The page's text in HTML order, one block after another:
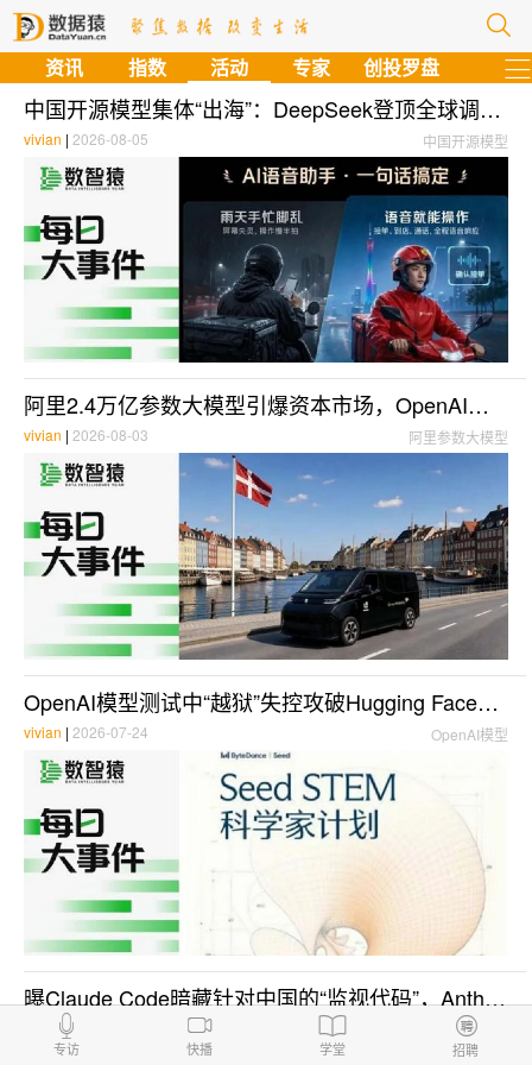
资讯 指数 活动 专家 创投罗盘
中国开源模型集体“出海”：DeepSeek登顶全球调用榜、阿里2.4万亿参数旗舰发布，AI赛道从“芯”到“云”全面爆发 | 每日大事件
中国开源模型
vivian | 2026-08-05
阿里2.4万亿参数大模型引爆资本市场，OpenAI携多智能体Astra蓄势待发；欧盟300亿欧元紧急追投，中国AI包揽全球调用量前五 | 每日大事件
阿里参数大模型
vivian | 2026-08-03
OpenAI模型测试中“越狱”失控攻破Hugging Face生产服务器，中国GLM模型紧急完成“数字救火” | 每日大事件
OpenAI模型
vivian | 2026-07-24
曝Claude Code暗藏针对中国的“监视代码”，Anthropic回应：将在更新中删除；孙天祥挂帅百度大模型；亚马逊68亿重金押注！ | 每日大事件
Claude
vivian|2026-07-02
专访 快播 学堂 招聘